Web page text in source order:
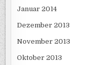
Januar 2014
Dezember 2013
November 2013
Oktober 2013